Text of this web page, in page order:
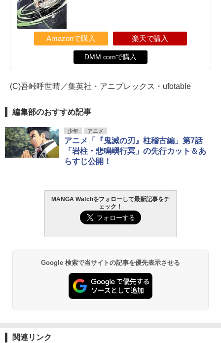
Amazonで購入 楽天で購入
DMM.comで購入
(C)吾峠呼世晴／集英社・アニプレックス・ufotable
編集部のおすすめ記事
少年 アニメ
アニメ「『鬼滅の刃』柱稽古編」第7話
「岩柱・悲鳴嶼行冥」の先行カット＆あ
らすじ公開！
MANGA Watchをフォローして最新記事をチ
ェック！
Google 検索で当サイトの記事を優先表示させる
関連リンク